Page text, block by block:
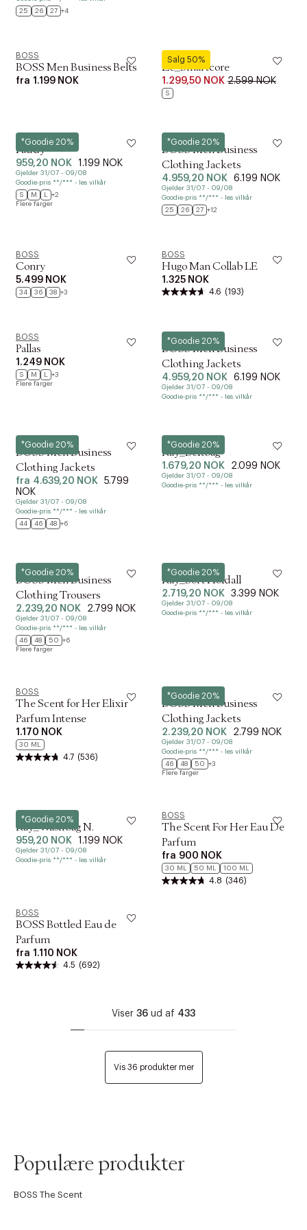
25
26 27 +4
BOSS
BOSS Men Business Belts
fra 1.199 NOK
Salg 50%
BOSS
Ze_Smartcore
1.299,50 NOK 2.599 NOK
S
*Goodie 20%
BOSS
Paddy
959,20 NOK 1.199 NOK
Gjelder 31/07 - 09/08
Goodie-pris **/*** - les vilkår
S
M L +2
Flere farger
*Goodie 20%
BOSS
BOSS Men Business
Clothing Jackets
4.959,20 NOK 6.199 NOK
Gjelder 31/07 - 09/08
Goodie-pris **/*** - les vilkår
25
26 27 +12
BOSS
Conry
5.499 NOK
34 36 38 +3
BOSS
Hugo Man Collab LE
1.325 NOK
4.6 (193)
BOSS
Pallas
1.249 NOK
S M L +3
Flere farger
*Goodie 20%
BOSS
BOSS Men Business
Clothing Jackets
4.959,20 NOK 6.199 NOK
Gjelder 31/07 - 09/08
Goodie-pris **/*** - les vilkår
*Goodie 20%
BOSS
BOSS Men Business
Clothing Jackets
fra 4.639,20 NOK
5.799
NOK
Gjelder 31/07 - 09/08
Goodie-pris **/*** - les vilkår
44
46 48 +6
*Goodie 20%
BOSS
Ray_Beltbag
1.679,20 NOK 2.099 NOK
Gjelder 31/07 - 09/08
Goodie-pris **/*** - les vilkår
*Goodie 20%
BOSS
BOSS Men Business
Clothing Trousers
2.239,20 NOK 2.799 NOK
Gjelder 31/07 - 09/08
Goodie-pris **/*** - les vilkår
46
48 50 +6
Flere farger
*Goodie 20%
BOSS
Ray_Soft Holdall
2.719,20 NOK 3.399 NOK
Gjelder 31/07 - 09/08
Goodie-pris **/*** - les vilkår
BOSS
The Scent for Her Elixir
Parfum Intense
1.170 NOK
30 ML
4.7 (536)
*Goodie 20%
BOSS
BOSS Men Business
Clothing Jackets
2.239,20 NOK 2.799 NOK
Gjelder 31/07 - 09/08
Goodie-pris **/*** - les vilkår
46
48 50 +3
Flere farger
*Goodie 20%
BOSS
Ray_Washbag N.
959,20 NOK 1.199 NOK
Gjelder 31/07 - 09/08
Goodie-pris **/*** - les vilkår
BOSS
The Scent For Her Eau De
Parfum
fra 900 NOK
30 ML 50 ML 100 ML
4.8 (346)
BOSS
BOSS Bottled Eau de
Parfum
fra 1.110 NOK
4.5 (692)
Viser 36 ud af 433
Vis 36 produkter mer
Populære produkter
BOSS The Scent